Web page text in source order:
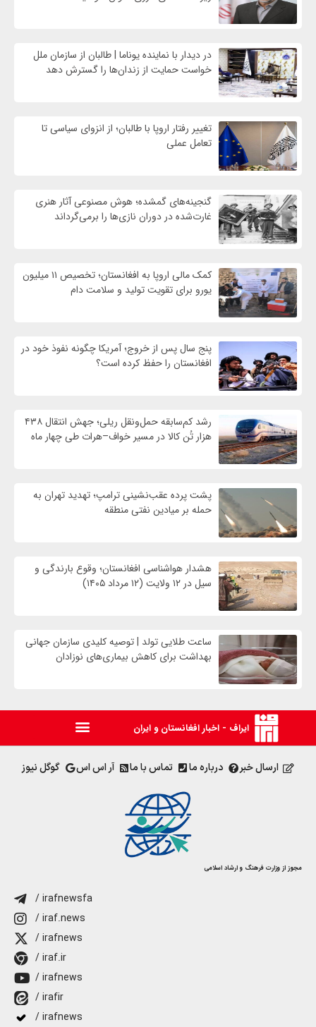
در دیدار با نماینده یوناما | طالبان از سازمان ملل
خواست حمایت از زندان‌ها را گسترش دهد
تغییر رفتار اروپا با طالبان؛ از انزوای سیاسی تا
تعامل عملی
گنجینه‌های گمشده؛ هوش مصنوعی آثار هنری
غارت‌شده در دوران نازی‌ها را برمی‌گرداند
کمک مالی اروپا به افغانستان؛ تخصیص ۱۱ میلیون
یورو برای تقویت تولید و سلامت دام
پنج سال پس از خروج؛ آمریکا چگونه نفوذ خود در
افغانستان را حفظ کرده است؟
رشد کم‌سابقه حمل‌ونقل ریلی؛ جهش انتقال ۴۳۸
هزار تُن کالا در مسیر خواف–هرات طی چهار ماه
پشت پرده عقب‌نشینی ترامپ؛ تهدید تهران به
حمله بر ميادين نفتی منطقه
هشدار هواشناسی افغانستان؛ وقوع بارندگی و
سیل در ۱۲ ولایت (۱۲ مرداد ۱۴۰۵)
ساعت طلایی تولد | توصیه کلیدی سازمان جهانی
بهداشت برای کاهش بیماری‌های نوزادان
ایراف - اخبار افغانستان و ایران
ارسال خبر درباره ما تماس با ما آر اس اس گوگل نیوز
مجوز از وزارت فرهنگ و ارشاد اسلامی
/ irafnewsfa
/ iraf.news
/ irafnews
/ iraf.ir
/ irafnews
/ irafir
/ irafnews